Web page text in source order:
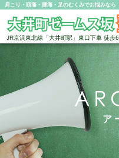
肩こり・頭痛・腰痛・足のむくみでお悩みなら
JR京浜東北線「大井町駅」東口下車 徒歩
ア